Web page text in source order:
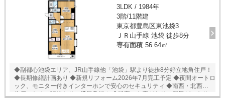
3LDK / 1984年
3階/11階建
東京都豊島区東池袋3
ＪＲ山手線 池袋 徒歩8分
専有面積 56.64㎡
◆副都心池袋エリア、JR山手線他「池袋」駅より徒歩8分好立地角住戸！
◆長期修繕計画あり ◆新規リフォーム2026年7月完工予定 ◆夜間オートロ
ック、モニター付きインターホンで安心のセキュリティ ◆南西・北西角
住戸のため、陽当たり・通風良好！ ◆浴室にも窓があり、湿気がこもり